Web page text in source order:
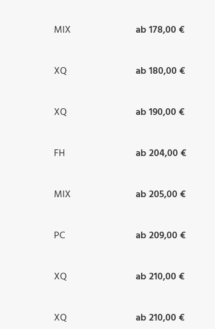
MIX ab 178,00 €
XQ ab 180,00 €
XQ ab 190,00 €
FH ab 204,00 €
MIX ab 205,00 €
PC ab 209,00 €
XQ ab 210,00 €
XQ ab 210,00 €